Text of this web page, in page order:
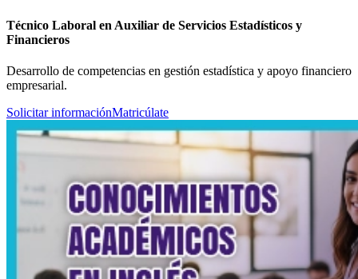
Técnico Laboral en Auxiliar de Servicios Estadísticos y
Financieros
Desarrollo de competencias en gestión estadística y apoyo financiero
empresarial.
Solicitar informaciónMatricúlate